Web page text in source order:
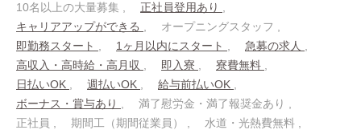
10名以上の大量募集
正社員登用あり
キャリアアップができる
オープニングスタッフ
即勤務スタート
1ヶ月以内にスタート
急募の求人
高収入・高時給・高月収
即入寮
寮費無料
日払いOK
週払いOK
給与前払いOK
ボーナス・賞与あり
満了慰労金・満了報奨金あり
正社員
期間工（期間従業員）
水道・光熱費無料